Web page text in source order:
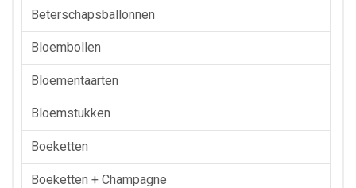
Beterschapsballonnen
Bloembollen
Bloementaarten
Bloemstukken
Boeketten
Boeketten + Champagne